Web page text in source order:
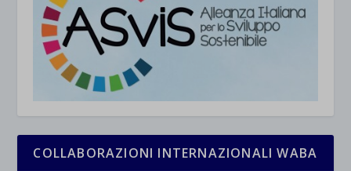
COLLABORAZIONI INTERNAZIONALI WABA